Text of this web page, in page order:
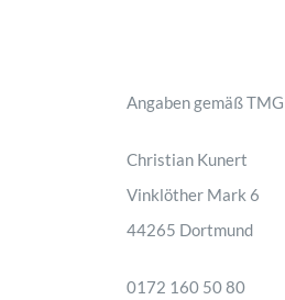
Angaben gemäß
Christian Kunert
Vinklöther Mark 6
44265 Dortmund
0172 160 50 80